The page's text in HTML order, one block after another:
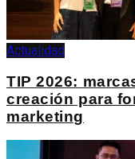
Actualidad
TIP 2026:
creación para
marketing